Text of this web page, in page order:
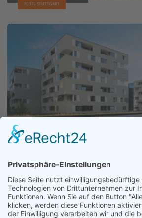
70372 STUTTGART
70191 STUTTGART